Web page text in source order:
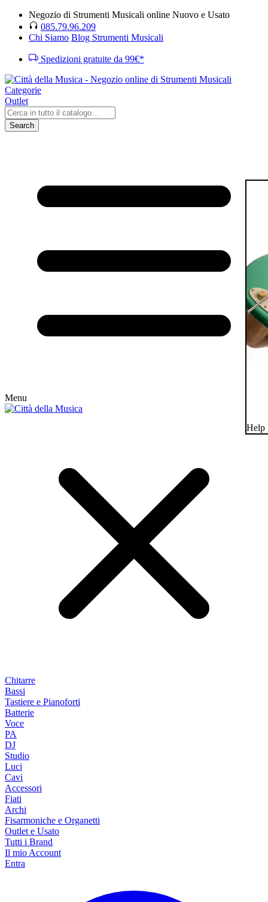
Negozio di Strumenti Musicali online Nuovo e Usato
085.79.96.209
Chi Siamo Blog Strumenti Musicali
Spedizioni gratuite da 99€*
Categorie
Outlet
Search
Menu
Chitarre
Bassi
Tastiere e Pianoforti
Batterie
Voce
PA
DJ
Studio
Luci
Cavi
Accessori
Fiati
Archi
Fisarmoniche e Organetti
Outlet e Usato
Tutti i Brand
Il mio Account
Entra
Help